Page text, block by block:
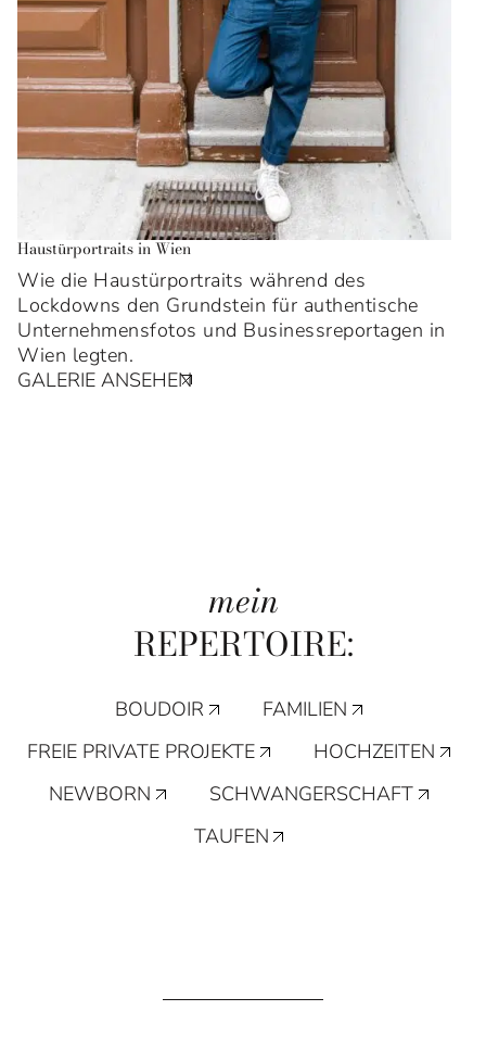
Haustürportraits in Wien
Wie die Haustürportraits während des
Lockdowns den Grundstein für authentische
Unternehmensfotos und Businessreportagen in
Wien legten.
GALERIE ANSEHEN
mein
REPERTOIRE:
BOUDOIR
FAMILIEN
FREIE PRIVATE PROJEKTE
HOCHZEITEN
NEWBORN
SCHWANGERSCHAFT
TAUFEN